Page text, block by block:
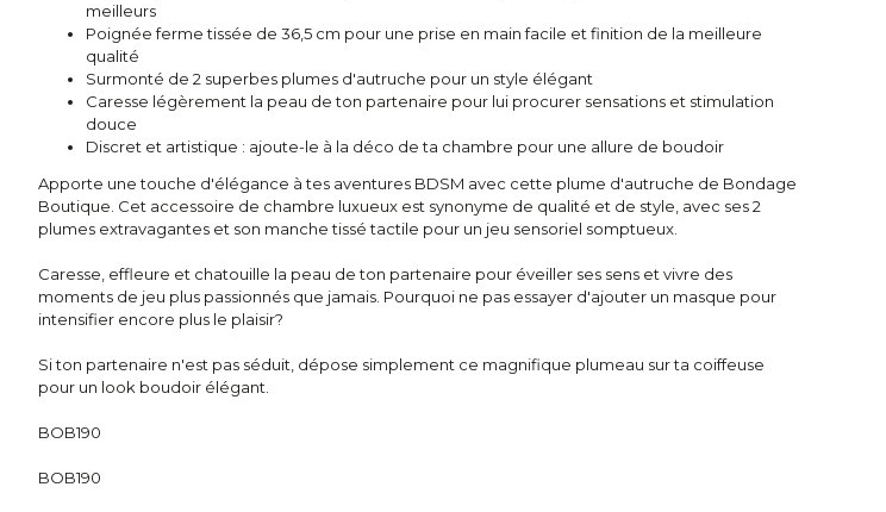
meilleurs
Poignée ferme tissée de 36,5 cm pour une prise en main facile et finition de la meilleure
qualité
Surmonté de 2 superbes plumes d'autruche pour un style élégant
Caresse légèrement la peau de ton partenaire pour lui procurer sensations et stimulation
douce
Discret et artistique : ajoute-le à la déco de ta chambre pour une allure de boudoir
Apporte une touche d'élégance à tes aventures BDSM avec cette plume d'autruche de Bondage
Boutique. Cet accessoire de chambre luxueux est synonyme de qualité et de style, avec ses 2
plumes extravagantes et son manche tissé tactile pour un jeu sensoriel somptueux.
Caresse, effleure et chatouille la peau de ton partenaire pour éveiller ses sens et vivre des
moments de jeu plus passionnés que jamais. Pourquoi ne pas essayer d'ajouter un masque pour
intensifier encore plus le plaisir?
Si ton partenaire n'est pas séduit, dépose simplement ce magnifique plumeau sur ta coiffeuse
pour un look boudoir élégant.
BOB190
BOB190